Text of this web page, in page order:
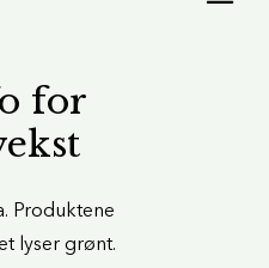
for
Produktene
lyser grønt.